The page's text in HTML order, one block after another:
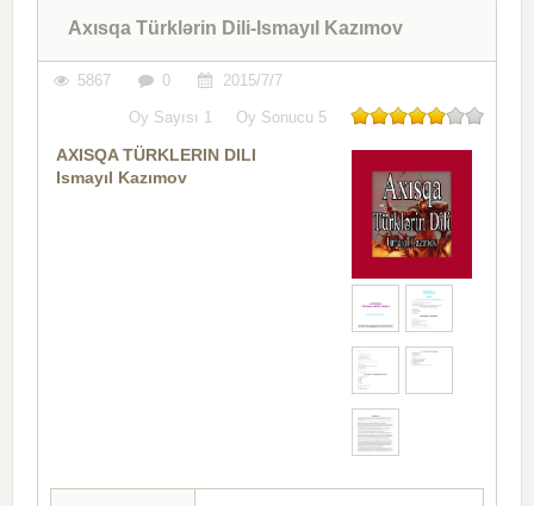
Axısqa Türklərin Dili-Ismayıl Kazımov
5867 0 2015/7/7
Oy Sayısı 1 Oy Sonucu 5
AXISQA TÜRKLERIN DILI
Ismayıl Kazımov